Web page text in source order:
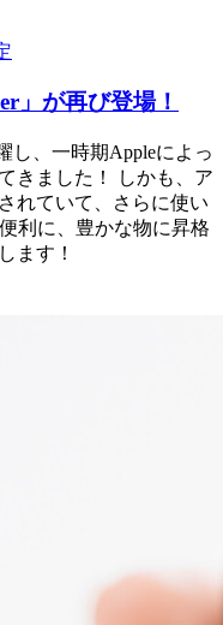
」が再び登場！
し、一時期Appleによっ
きました！ しかも、ア
れていて、さらに使い
利に、豊かな物に昇格
ます！